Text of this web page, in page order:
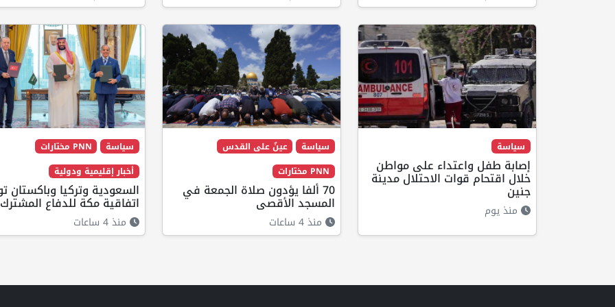
سياسة
إصابة طفل واعتداء على مواطن
خلال اقتحام قوات الاحتلال مدينة
جنين
منذ يوم
سياسة
عينٌ على القدس
PNN مختارات
70 ألفا يؤدون صلاة الجمعة في
المسجد الأقصى
منذ 4 ساعات
سياسة
PNN مختارات
أخبار إقليمية ودولية
السعودية وتركيا وباكستان
اتفاقية مكة للدفاع المشترك
منذ 4 ساعات